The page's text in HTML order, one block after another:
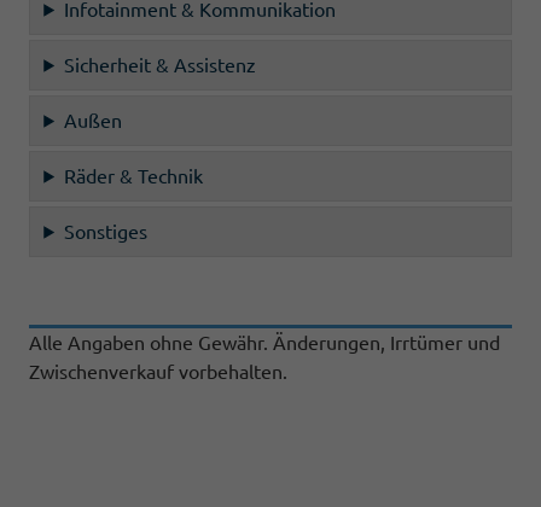
Infotainment & Kommunikation
Sicherheit & Assistenz
Außen
Räder & Technik
Sonstiges
Alle Angaben ohne Gewähr. Änderungen, Irrtümer und
Zwischenverkauf vorbehalten.